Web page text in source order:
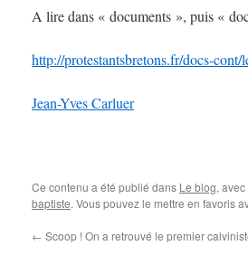
A lire dans « documents », puis «
http://protestantsbretons.fr/docs-
Jean-Yves Carluer
Ce contenu a été publié dans Le blog,
baptiste. Vous pouvez le mettre en favoris
← Scoop ! On a retrouvé le premier